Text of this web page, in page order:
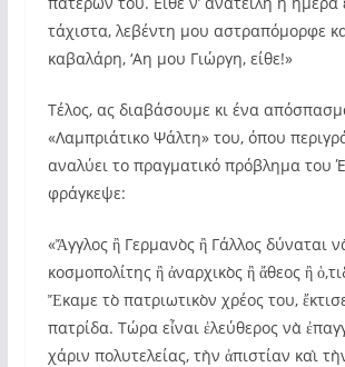
τάχιστα, λεβέντη μου αστραπόμορφε
καβαλάρη, ‘Αη μου Γιώργη, είθε!»
Τέλος, ας διαβάσουμε κι ένα
«Λαμπριάτικο Ψάλτη» του, όπου
αναλύει το πραγματικό πρόβλημα του
φράγκεψε:
«Ἄγγλος ἢ Γερμανὸς ἢ Γάλλος δύναται
κοσμοπολίτης ἢ ἀναρχικὸς ἢ ἄθεος ἢ
Ἔκαμε τὸ πατριωτικὸν χρέος του,
πατρίδα. Τώρα εἶναι ἐλεύθερος νὰ
χάριν πολυτελείας, τὴν ἀπιστίαν καὶ